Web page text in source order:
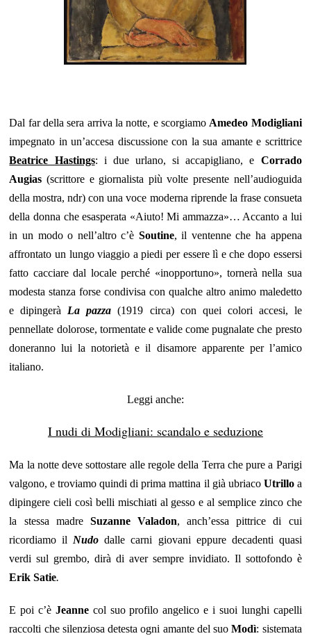
Dal far della sera arriva la notte, e scorgiamo Amedeo Modigliani
impegnato in un’accesa discussione con la sua amante e scrittrice
Beatrice Hastings: i due urlano, si accapigliano, e Corrado
Augias (scrittore e giornalista più volte presente nell’audioguida
della mostra, ndr) con una voce moderna riprende la frase consueta
della donna che esasperata «Aiuto! Mi ammazza»… Accanto a lui
in un modo o nell’altro c’è Soutine, il ventenne che ha appena
affrontato un lungo viaggio a piedi per essere lì e che dopo essersi
fatto cacciare dal locale perché «inopportuno», tornerà nella sua
modesta stanza forse condivisa con qualche altro animo maledetto
e dipingerà La pazza (1919 circa) con quei colori accesi, le
pennellate dolorose, tormentate e valide come pugnalate che presto
doneranno lui la notorietà e il disamore apparente per l’amico
italiano.
Leggi anche:
I nudi di Modigliani: scandalo e seduzione
Ma la notte deve sottostare alle regole della Terra che pure a Parigi
valgono, e troviamo quindi di prima mattina il già ubriaco Utrilloa
dipingere cieli così belli mischiati al gesso e al semplice zinco che
la stessa madre Suzanne Valadon, anch’essa pittrice di cui
ricordiamo il Nudodalle carni giovani eppure decadenti quasi
verdi sul grembo, dirà di aver sempre invidiato. Il sottofondo è
Erik Satie.
E poi c’è Jeannecol suo profilo angelico e i suoi lunghi capelli
raccolti che silenziosa detesta ogni amante del suoModì: sistemata